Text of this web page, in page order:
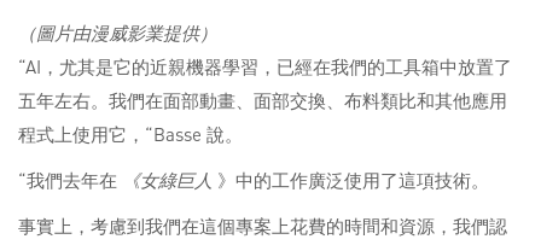
（圖片由漫威影業提供）
“AI，尤其是它的近親機器學習，已經在我們的工具箱中放置了
五年左右。我們在面部動畫、面部交換、布料類比和其他應用
程式上使用它，“Basse 說。
“我們去年在
《女綠巨人 》中的工作廣泛使用了這項技術。
事實上，考慮到我們在這個專案上花費的時間和資源，我們認